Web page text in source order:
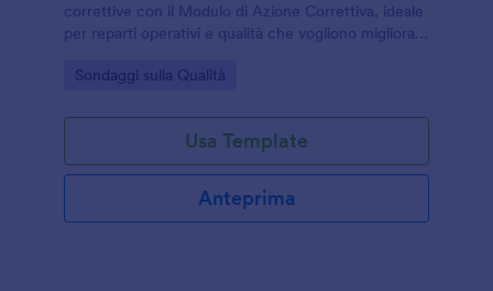
correttive con il Modulo di Azione Correttiva, ideale
per reparti operativi e qualità che vogliono migliorare
Go to Category:
Sondaggi sulla Qualità
Usa Template
Anteprima